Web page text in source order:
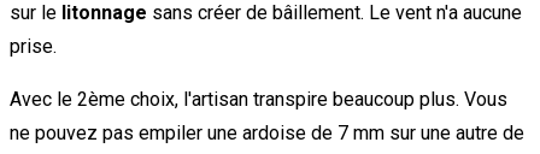
sur le litonnage sans créer de bâillement. Le vent n'a aucune
prise.
Avec le 2ème choix, l'artisan transpire beaucoup plus. Vous
ne pouvez pas empiler une ardoise de 7 mm sur une autre de